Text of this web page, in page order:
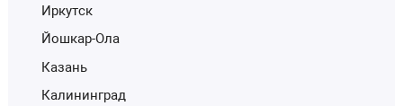
Иркутск
Йошкар-Ола
Казань
Калининград